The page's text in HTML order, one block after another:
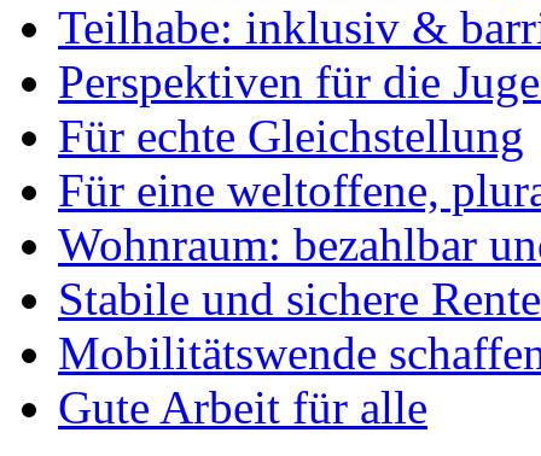
Teilhabe: inklusiv &
Perspektiven für die
Für echte Gleichstellung
Für eine weltoffene,
Wohnraum: bezahlbar
Stabile und sichere
Mobilitätswende
Gute Arbeit für alle